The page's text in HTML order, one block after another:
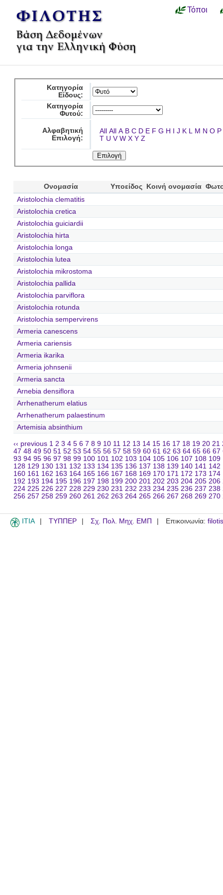
Τόποι
Κατηγορία
Είδους:
Κατηγορία
Φυτού:
Αλφαβητική
Επιλογή:
All All A B C D E F G H I J K L M N O P
T U V W X Y Z
Ονομασία Υποείδος Κοινή ονομασία
Aristolochia clematitis
Aristolochia cretica
Aristolochia guiciardii
Aristolochia hirta
Aristolochia longa
Aristolochia lutea
Aristolochia mikrostoma
Aristolochia pallida
Aristolochia parviflora
Aristolochia rotunda
Aristolochia sempervirens
Armeria canescens
Armeria cariensis
Armeria ikarika
Armeria johnsenii
Armeria sancta
Arnebia densiflora
Arrhenatherum elatius
Arrhenatherum palaestinum
Artemisia absinthium
‹‹ previous 1 2 3 4 5 6 7 8 9 10 11 12 13 14 15 16 17 18 19 20 21
47 48 49 50 51 52 53 54 55 56 57 58 59 60 61 62 63 64 65 66 67
93 94 95 96 97 98 99 100 101 102 103 104 105 106 107 108 109
128 129 130 131 132 133 134 135 136 137 138 139 140 141 142
160 161 162 163 164 165 166 167 168 169 170 171 172 173 174
192 193 194 195 196 197 198 199 200 201 202 203 204 205 206
224 225 226 227 228 229 230 231 232 233 234 235 236 237 238
256 257 258 259 260 261 262 263 264 265 266 267 268 269 270
ITIA ΤΥΠΠΕΡ Σχ. Πολ. Μηχ. ΕΜΠ Επικοινωνία: